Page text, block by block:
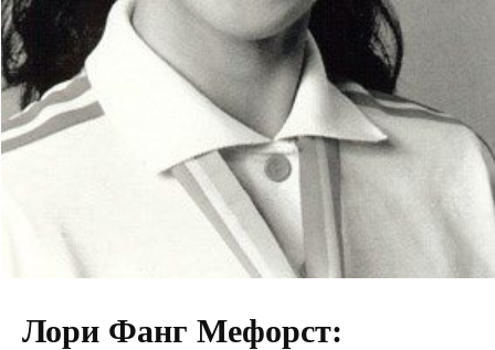
Лори Фанг Мефорст: